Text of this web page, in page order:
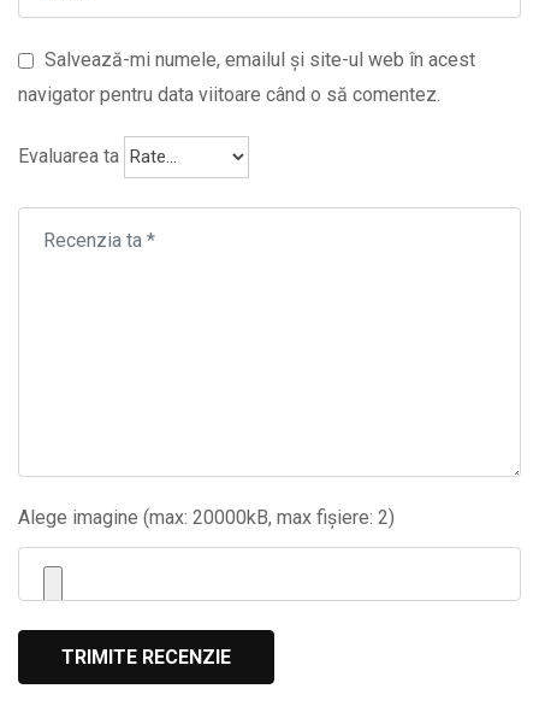
Salvează-mi numele, emailul și site-ul web în acest
navigator pentru data viitoare când o să comentez.
Evaluarea ta
Alege imagine (max: 20000kB, max fișiere: 2)